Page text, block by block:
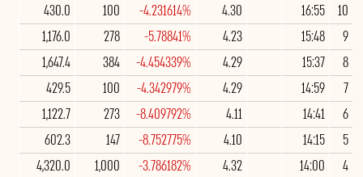
10
16:55
4.30
-4.231614%
100
430.0
9
15:48
4.23
-5.78841%
278
1,176.0
8
15:37
4.29
-4.454339%
384
1,647.4
7
14:59
4.29
-4.342979%
100
429.5
6
14:41
4.11
-8.409792%
273
1,122.7
5
14:15
4.10
-8.752775%
147
602.3
4
14:00
4.32
-3.786182%
1,000
4,320.0